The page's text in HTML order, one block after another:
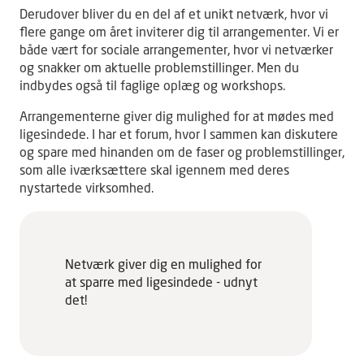
Derudover bliver du en del af et unikt netværk, hvor vi
flere gange om året inviterer dig til arrangementer. Vi er
både vært for sociale arrangementer, hvor vi netværker
og snakker om aktuelle problemstillinger. Men du
indbydes også til faglige oplæg og workshops.
Arrangementerne giver dig mulighed for at mødes med
ligesindede. I har et forum, hvor I sammen kan diskutere
og spare med hinanden om de faser og problemstillinger,
som alle iværksættere skal igennem med deres
nystartede virksomhed.
Netværk giver dig en mulighed for
at sparre med ligesindede - udnyt
det!